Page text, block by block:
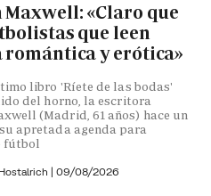
Maxwell: «Claro que
que leen
romántica y erótica»
libro 'Ríete de las bodas'
del horno, la escritora
(Madrid, 61 años) hace un
apretada agenda para
fútbol
| 09/08/2026